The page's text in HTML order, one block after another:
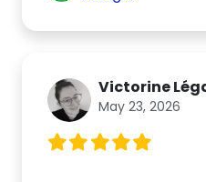
Victorine
May 23, 2026